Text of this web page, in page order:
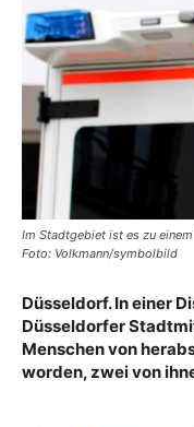
Im Stadtgebiet ist es zu
Foto: Volkmann/symbolbild
Düsseldorf. In einer
Düsseldorfer
Menschen von
worden, zwei von